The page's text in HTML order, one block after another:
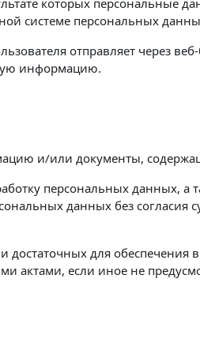
которых персональные
системе персональных
отправляет через
информацию.
и/или документы,
персональных данных,
данных без
достаточных для
актами, если иное не